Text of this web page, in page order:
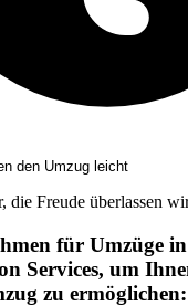
den Umzug leicht
die Freude überlassen
für Umzüge
Services, um
zu ermöglichen: